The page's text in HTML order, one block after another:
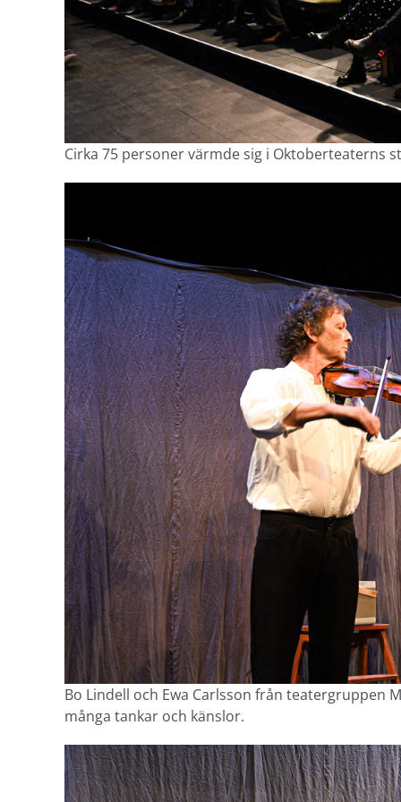
Cirka 75 personer värmde sig i Oktoberteaterns
Bo Lindell och Ewa Carlsson från teatergruppen
många tankar och känslor.